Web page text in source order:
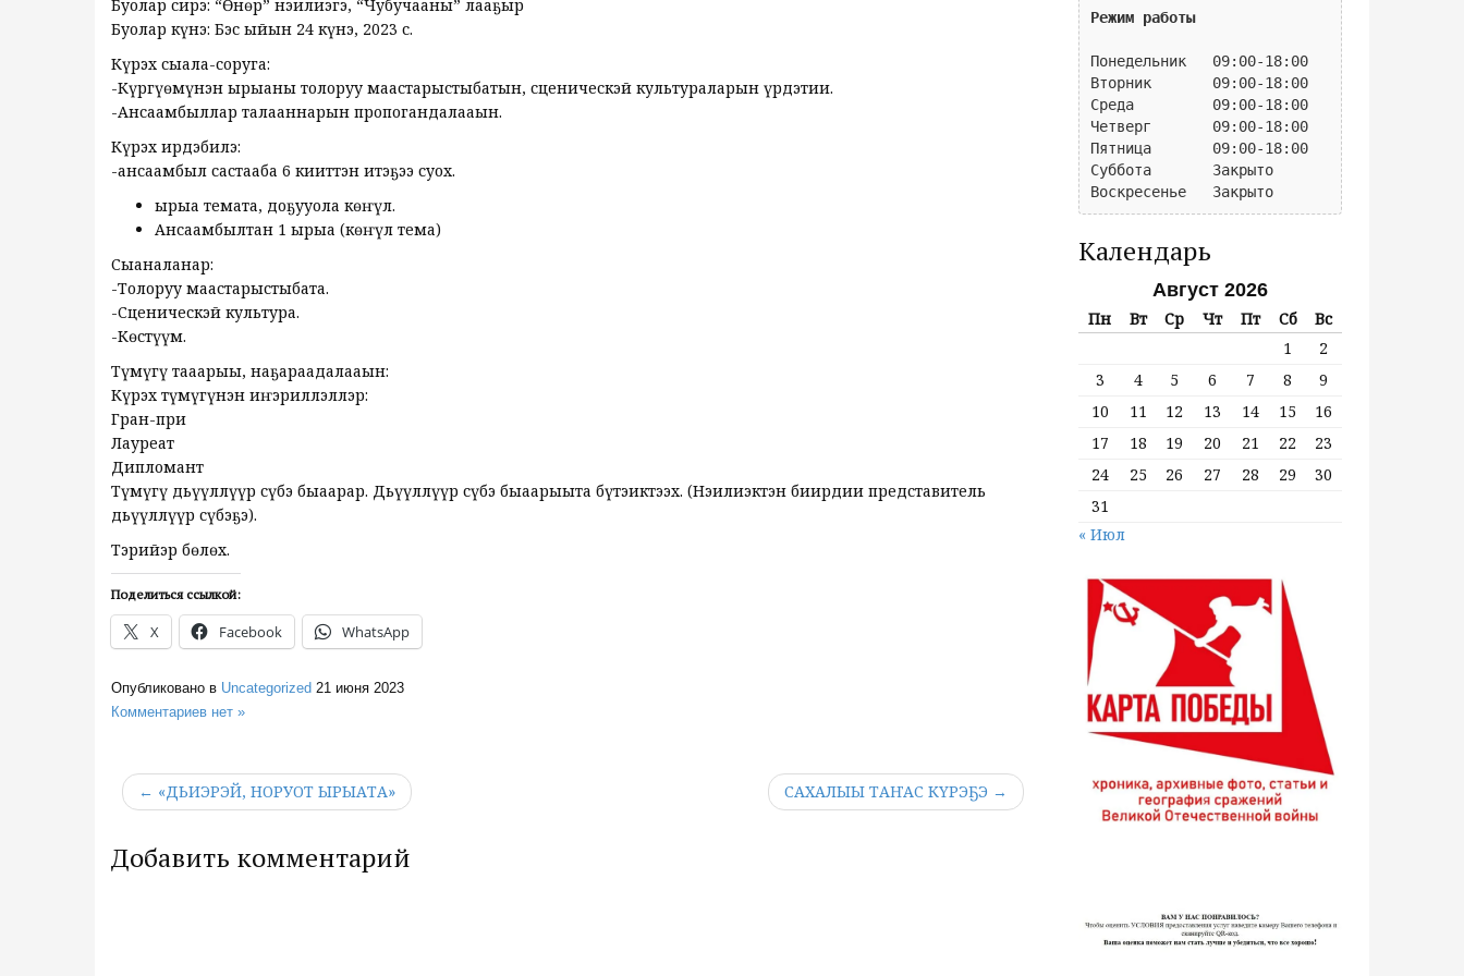
Буолар сирэ: “Өнөр” нэһилиэгэ, “Чубучааны” лааҕыр
Буолар күнэ: Бэс ыйын 24 күнэ, 2023 с.
Күрэх сыала-соруга:
-Күргүөмүнэн ырыаны толоруу маастарыстыбатын, сценическэй культураларын үрдэтии.
-Ансаамбыллар талааннарын пропогандалааһын.
Күрэх ирдэбилэ:
-ансаамбыл састааба 6 киһиттэн итэҕэһэ суох.
ырыа темата, доҕуһуола көҥүл.
Ансаамбылтан 1 ырыа (көҥүл тема)
Сыаналанар:
-Толоруу маастарыстыбата.
-Сценическэй культура.
-Көстүүм.
Түмүгү таһаарыы, наҕараадалааһын:
Күрэх түмүгүнэн иҥэриллэллэр:
Гран-при
Лауреат
Дипломант
Түмүгү дьүүллүүр сүбэ быһаарар. Дьүүллүүр сүбэ быһаарыыта бүтэһиктээх. (Нэһилиэктэн биирдии представитель
дьүүллүүр сүбэҕэ).
Тэрийэр бөлөх.
Поделиться ссылкой:
X Facebook WhatsApp
Опубликовано в Uncategorized 21 июня 2023
Комментариев нет »
← «ДЬИЭРЭЙ, НОРУОТ ЫРЫАТА» САХАЛЫЫ ТАҤАС КҮРЭҔЭ →
Добавить комментарий
о
с
а
й
т
у
Режим работы
Понедельник   09:00-18:00
Вторник       09:00-18:00
Среда         09:00-18:00
Четверг       09:00-18:00
Пятница       09:00-18:00
Суббота       Закрыто
Воскресенье   Закрыто
Календарь
Август 2026
Пн Вт Ср Чт Пт Сб
Вс
1
2
3
4 5 6 7 8
9
10
11 12 13 14 15
16
17
18 19 20 21 22
23
24
25 26 27 28 29
30
31
« Июл